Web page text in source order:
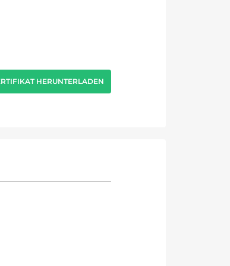
HERUNTERLADEN